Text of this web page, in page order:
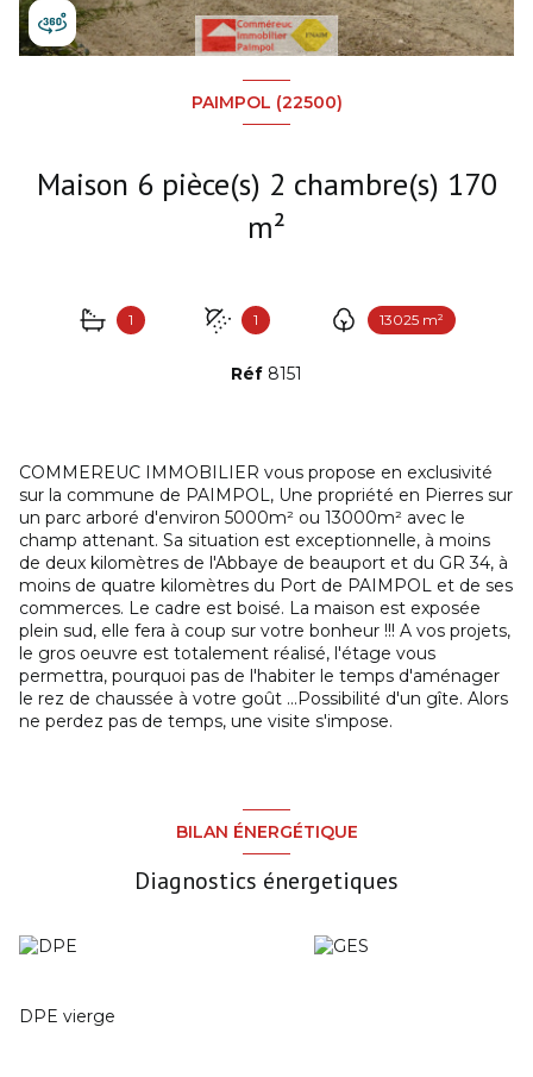
PAIMPOL (22500)
Maison 6 pièce(s) 2 chambre(s) 170
m²
1 1 13025 m²
Réf 8151
COMMEREUC IMMOBILIER vous propose en exclusivité
sur la commune de PAIMPOL, Une propriété en Pierres sur
un parc arboré d'environ 5000m² ou 13000m² avec le
champ attenant. Sa situation est exceptionnelle, à moins
de deux kilomètres de l'Abbaye de beauport et du GR 34, à
moins de quatre kilomètres du Port de PAIMPOL et de ses
commerces. Le cadre est boisé. La maison est exposée
plein sud, elle fera à coup sur votre bonheur !!! A vos projets,
le gros oeuvre est totalement réalisé, l'étage vous
permettra, pourquoi pas de l'habiter le temps d'aménager
le rez de chaussée à votre goût ...Possibilité d'un gîte. Alors
ne perdez pas de temps, une visite s'impose.
BILAN ÉNERGÉTIQUE
Diagnostics énergetiques
DPE vierge